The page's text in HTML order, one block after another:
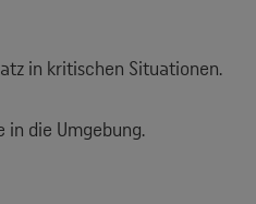
in kritischen Situationen.
die Umgebung.